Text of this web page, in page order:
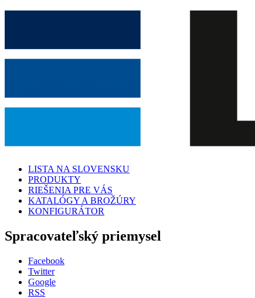
LISTA NA SLOVENSKU
PRODUKTY
RIEŠENIA PRE VÁS
KATALÓGY A BROŽÚRY
KONFIGURÁTOR
Spracovateľský priemysel
Facebook
Twitter
Google
RSS